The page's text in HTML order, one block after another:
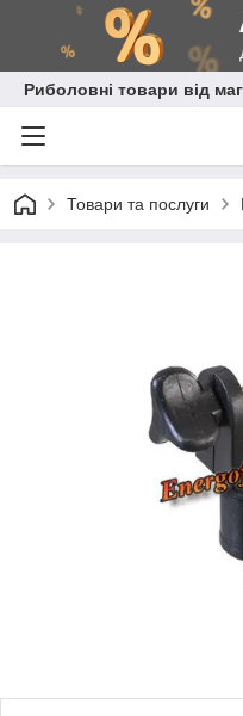
Риболовні товари від
Товари та послуги